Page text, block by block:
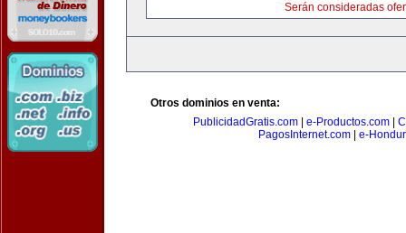
Serán consideradas
Otros dominios en venta:
PublicidadGratis.com
e-Productos.com
PagosInternet.com
e-